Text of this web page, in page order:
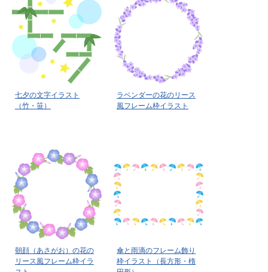
七夕の文字イラスト
（竹・笹）
ラベンダーの花のリース
風フレーム枠イラスト
朝顔（あさがお）の花の
リース風フレーム枠イラ
傘と雨滴のフレーム飾り
枠イラスト（長方形・楕